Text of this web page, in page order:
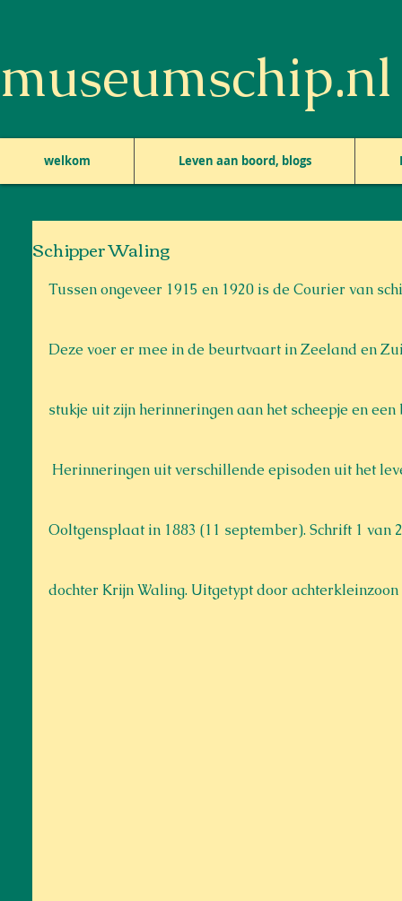
museumschip.nl
welkom Leven aan boord, blogs
Schipper Waling
Tussen ongeveer 1915 en 1920 is de Courier van
Deze voer er mee in de beurtvaart in Zeeland en
stukje uit zijn herinneringen aan het scheepje en
Ooltgensplaat in 1883 (11 september). Schrift 1 van
dochter Krijn Waling. Uitgetypt door